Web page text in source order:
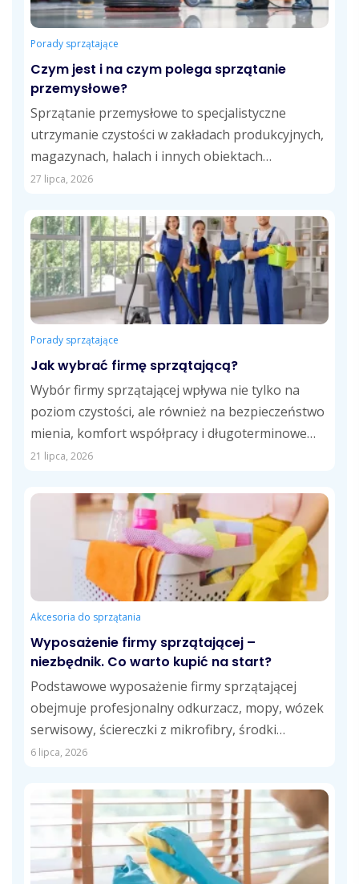
Porady sprzątające
Czym jest i na czym polega sprzątanie
przemysłowe?
Sprzątanie przemysłowe to specjalistyczne
utrzymanie czystości w zakładach produkcyjnych,
magazynach, halach i innych obiektach
przemysłowych. Obejmuje usuwanie pyłów,
27 lipca, 2026
Porady sprzątające
Jak wybrać firmę sprzątającą?
Wybór firmy sprzątającej wpływa nie tylko na
poziom czystości, ale również na bezpieczeństwo
mienia, komfort współpracy i długoterminowe
koszty usług....
21 lipca, 2026
Akcesoria do sprzątania
Wyposażenie firmy sprzątającej –
niezbędnik. Co warto kupić na start?
Podstawowe wyposażenie firmy sprzątającej
obejmuje profesjonalny odkurzacz, mopy, wózek
serwisowy, ściereczki z mikrofibry, środki
czystości dostosowane do różnych powierzchni
6 lipca, 2026